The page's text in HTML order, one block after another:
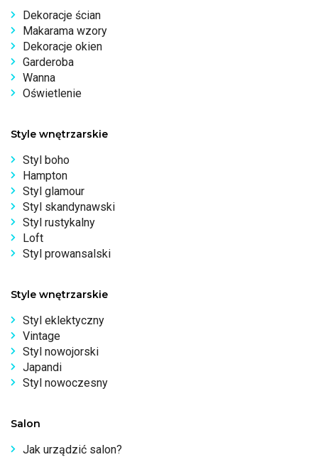
Dekoracje ścian
Makarama wzory
Dekoracje okien
Garderoba
Wanna
Oświetlenie
Style wnętrzarskie
Styl boho
Hampton
Styl glamour
Styl skandynawski
Styl rustykalny
Loft
Styl prowansalski
Style wnętrzarskie
Styl eklektyczny
Vintage
Styl nowojorski
Japandi
Styl nowoczesny
Salon
Jak urządzić salon?